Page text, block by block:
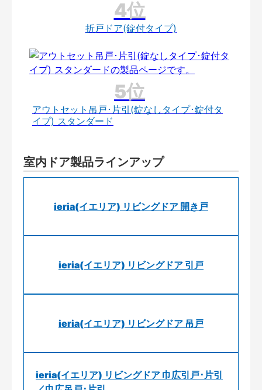
折戸ドア(錠付タイプ)
アウトセット吊戸･片引(錠なしタイプ･錠付タ
イプ) スタンダード
室内ドア製品ラインアップ
ieria(イエリア) リビングドア 開き戸
ieria(イエリア) リビングドア 引戸
ieria(イエリア) リビングドア 吊戸
ieria(イエリア) リビングドア 巾広引戸･片引